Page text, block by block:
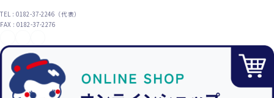
TEL : 0182-37-2246（代表）
FAX : 0182-37-2276